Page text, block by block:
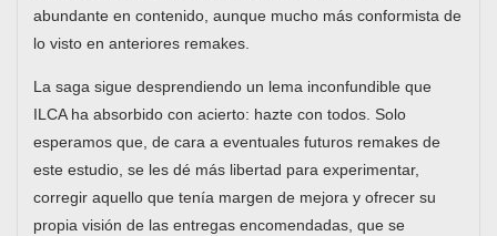
abundante en contenido, aunque mucho más conformista de
lo visto en anteriores remakes.
La saga sigue desprendiendo un lema inconfundible que
ILCA ha absorbido con acierto: hazte con todos. Solo
esperamos que, de cara a eventuales futuros remakes de
este estudio, se les dé más libertad para experimentar,
corregir aquello que tenía margen de mejora y ofrecer su
propia visión de las entregas encomendadas, que se